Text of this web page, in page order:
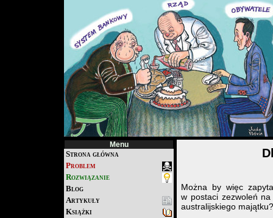
Menu
Strona główna
Problem
Rozwiązanie
Blog
Artykuły
Książki
Można by więc
w postaci zezwoleń na
australijskiego majątku?